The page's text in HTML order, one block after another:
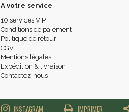
A votre service
10 services VIP
Conditions de paiement
Politique de retour
CGV
Mentions légales
Expédition & livraison
Contactez-nous
INSTAGRAM IMPRIMER